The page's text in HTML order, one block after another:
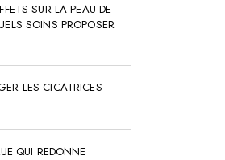
SUR LA PEAU DE
SOINS PROPOSER
LES CICATRICES
QUI REDONNE